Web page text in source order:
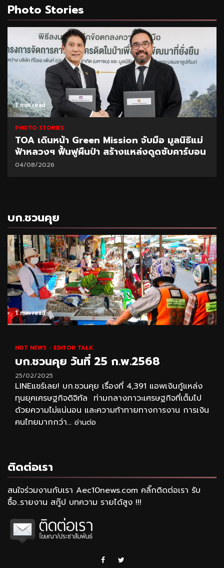
Photo Stories
1 min read
PHOTO STORIES
TOA เดินหน้า Green Mission จับมือ มูลนิธิแม่
ฟ้าหลวงฯ ฟื้นฟูผืนป่า สร้างแหล่งดูดซับคาร์บอน
04/08/2026
บก.ชวนคุย
1 min read
HOT NEWS EDITOR TALK
บก.ชวนคุย วันที่ 25 ก.พ.2568
25/02/2025
LINEแชร์เลย! บก.ชวนคุย เรื่องที่ 4,391 แอพเงินกู้แหล่ง
ทุนยุคเศรษฐกิจดิจิทัล ท่ามกลางภาวะเศรษฐกิจที่เต็มไป
ด้วยความไม่แน่นอน และความท้าทายทางการงาน การเงิน
คนไทยมากกว่า... อ่านต่อ
ติดต่อเรา
สนใจร่วมงานกับเรา Aec10news.com คลิ๊กติดต่อเรา รับ
ซื้อ..รายงาน สกู๊ป บทความ รายได้สูง !!!
Facebook
Twitter